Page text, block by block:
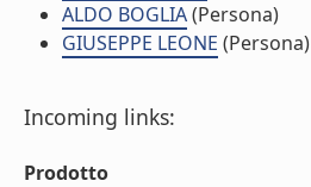
ALDO BOGLIA(Persona)
GIUSEPPE LEONE (Persona)
Incoming links:
Prodotto